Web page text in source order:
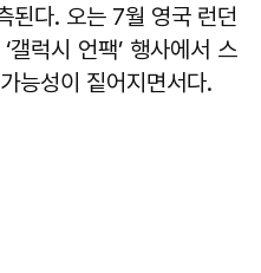
된다. 오는 7월 영국 런던
럭시 언팩’ 행사에서 스
능성이 짙어지면서다.